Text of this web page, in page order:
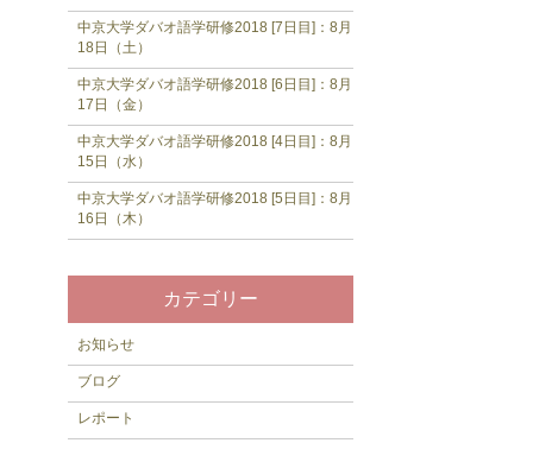
中京大学ダバオ語学研修2018 [7日目]：8月
18日（土）
中京大学ダバオ語学研修2018 [6日目]：8月
17日（金）
中京大学ダバオ語学研修2018 [4日目]：8月
15日（水）
中京大学ダバオ語学研修2018 [5日目]：8月
16日（木）
カテゴリー
お知らせ
ブログ
レポート